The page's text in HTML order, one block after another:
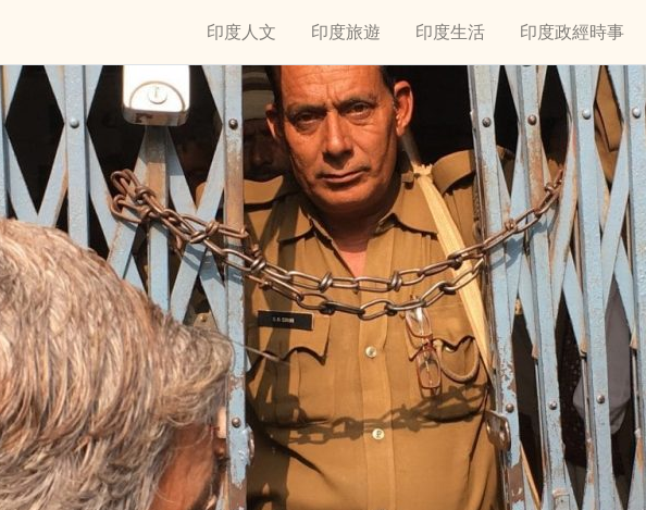
印度人文 印度旅遊 印度生活 印度政經時事